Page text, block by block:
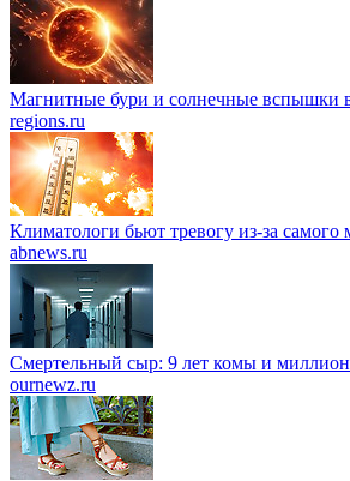
Магнитные бури и солнечные вспышки
regions.ru
Климатологи бьют тревогу из-за
abnews.ru
Смертельный сыр: 9 лет комы и миллион
ournewz.ru